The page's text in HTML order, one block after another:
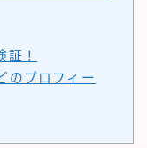
証！
のプロフィー